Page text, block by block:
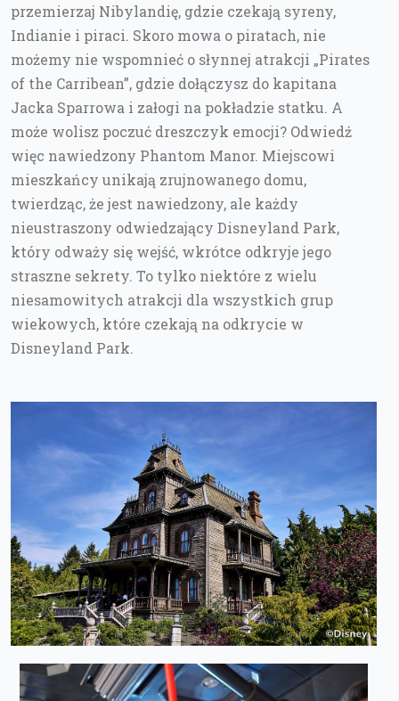
przemierzaj Nibylandię, gdzie czekają syreny,
Indianie i piraci. Skoro mowa o piratach, nie
możemy nie wspomnieć o słynnej atrakcji „Pirates
of the Carribean”, gdzie dołączysz do kapitana
Jacka Sparrowa i załogi na pokładzie statku. A
może wolisz poczuć dreszczyk emocji? Odwiedź
więc nawiedzony Phantom Manor. Miejscowi
mieszkańcy unikają zrujnowanego domu,
twierdząc, że jest nawiedzony, ale każdy
nieustraszony odwiedzający Disneyland Park,
który odważy się wejść, wkrótce odkryje jego
straszne sekrety. To tylko niektóre z wielu
niesamowitych atrakcji dla wszystkich grup
wiekowych, które czekają na odkrycie w
Disneyland Park.